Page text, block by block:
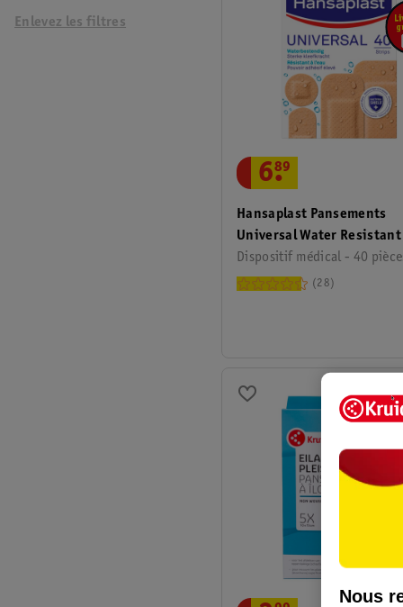
Enlevez les filtres
Hansaplast Pansements
Universal Water Resistant
Dispositif médical - 40
6.
89
28
Nous